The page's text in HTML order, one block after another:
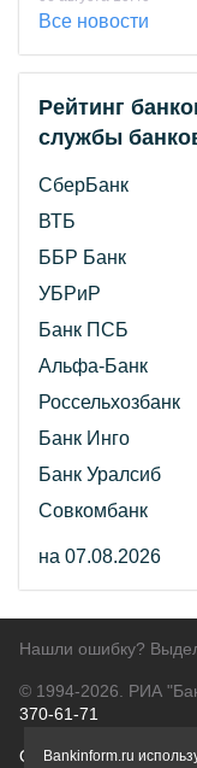
Все новости
Рейтинг
службы
СберБанк
ВТБ
ББР Банк
УБРиР
Банк ПСБ
Альфа-Банк
Россельхозбанк
Банк Инго
Банк Уралсиб
Совкомбанк
на 07.08.2026
Нашли ошибку?
© 1994-2026. РИА
370-61-71
О проектеПолитика
Bankinform.ru